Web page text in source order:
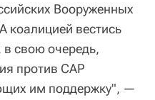
Вооруженных
вестись
в свою очередь,
против САР
им поддержку", —